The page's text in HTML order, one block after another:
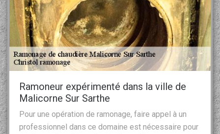
Ramoneur expérimenté dans la ville de
Malicorne Sur Sarthe
Pour une opération de ramonage, faire appel à un
professionnel dans ce domaine est nécessaire pour